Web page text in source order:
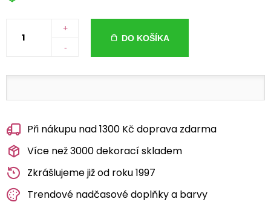
+
-
DO KOŠÍKA
Při nákupu nad 1300 Kč doprava zdarma
Více než 3000 dekorací skladem
Zkrášlujeme již od roku 1997
Trendové nadčasové doplňky a barvy